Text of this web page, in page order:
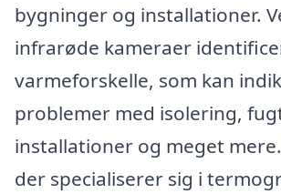
bygninger og installationer.
infrarøde kameraer
varmeforskelle, som kan
problemer med isolering,
installationer og meget
der specialiserer sig i